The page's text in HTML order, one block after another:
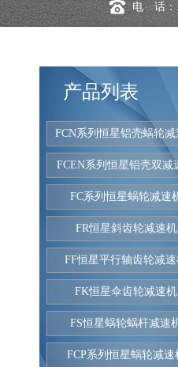
电 话：
产品列表
FCN系列恒星铝壳蜗轮减
FCEN系列恒星铝壳双减
FC系列恒星蜗轮减速
FR恒星斜齿轮减速机
FF恒星平行轴齿轮减
FK恒星伞齿轮减速机
FS恒星蜗轮蜗杆减速
FCP系列恒星蜗轮减速